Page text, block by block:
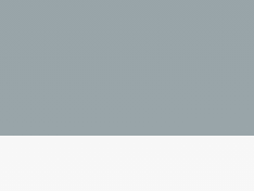
3.0. Data by OpenStreetMap, under